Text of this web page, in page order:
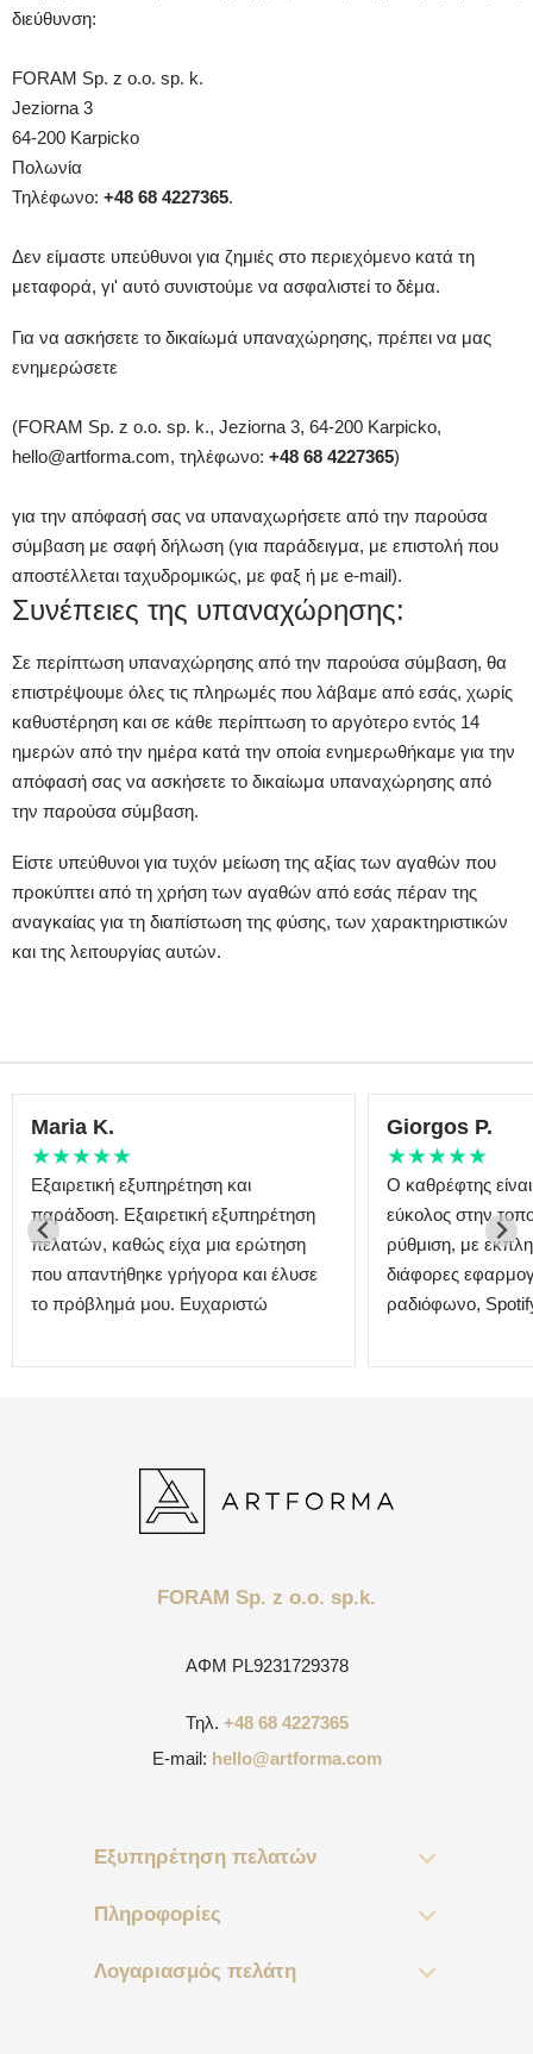
διεύθυνση:
FORAM Sp. z o.o. sp. k.
Jeziorna 3
64-200 Karpicko
Πολωνία
Τηλέφωνο: +48 68 4227365.
Δεν είμαστε υπεύθυνοι για ζημιές στο περιεχόμενο κατά τη
μεταφορά, γι' αυτό συνιστούμε να ασφαλιστεί το δέμα.
Για να ασκήσετε το δικαίωμά υπαναχώρησης, πρέπει να μας
ενημερώσετε
(FORAM Sp. z o.o. sp. k., Jeziorna 3, 64-200 Karpicko,
hello@artforma.com, τηλέφωνο: +48 68 4227365)
για την απόφασή σας να υπαναχωρήσετε από την παρούσα
σύμβαση με σαφή δήλωση (για παράδειγμα, με επιστολή που
αποστέλλεται ταχυδρομικώς, με φαξ ή με e-mail).
Συνέπειες της υπαναχώρησης:
Σε περίπτωση υπαναχώρησης από την παρούσα σύμβαση, θα
επιστρέψουμε όλες τις πληρωμές που λάβαμε από εσάς, χωρίς
καθυστέρηση και σε κάθε περίπτωση το αργότερο εντός 14
ημερών από την ημέρα κατά την οποία ενημερωθήκαμε για την
απόφασή σας να ασκήσετε το δικαίωμα υπαναχώρησης από
την παρούσα σύμβαση.
Είστε υπεύθυνοι για τυχόν μείωση της αξίας των αγαθών που
προκύπτει από τη χρήση των αγαθών από εσάς πέραν της
αναγκαίας για τη διαπίστωση της φύσης, των χαρακτηριστικών
και της λειτουργίας αυτών.
Maria K.
★★★★★
Εξαιρετική εξυπηρέτηση και
παράδοση. Εξαιρετική εξυπηρέτηση
πελατών, καθώς είχα μια ερώτηση
που απαντήθηκε γρήγορα και έλυσε
το πρόβλημά μου. Ευχαριστώ
Giorgos P.
★★★★★
Ο καθρέφτης
εύκολος στην
ρύθμιση, με
διάφορες
ραδιόφωνο,
FORAM Sp. z o.o. sp.k.
ΑΦΜ PL9231729378
Τηλ. +48 68 4227365
E-mail: hello@artforma.com
Εξυπηρέτηση πελατών
Πληροφορίες
Λογαριασμός πελάτη